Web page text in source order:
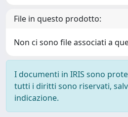
File in questo prodotto:
Non ci sono file associati a
I documenti in IRIS sono
tutti i diritti sono riservati,
indicazione.